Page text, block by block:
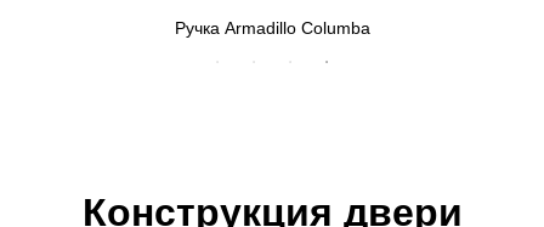
Ручка Armadillo Columba
Конструкция двери